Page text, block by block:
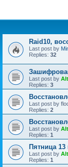
Raid10,
Last post by
Replies: 32
Last post by Alt
Replies: 3
Last post by
Replies: 2
Last post by Alt
Replies: 1
Пятница 13
Last post by Alt
Replies: 1